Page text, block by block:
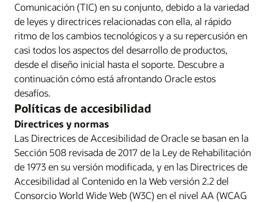
Comunicación (TIC) en su conjunto, debido a la variedad
de leyes y directrices relacionadas con ella, al rápido
ritmo de los cambios tecnológicos y a su repercusión en
casi todos los aspectos del desarrollo de productos,
desde el diseño inicial hasta el soporte. Descubre a
continuación cómo está afrontando Oracle estos
desafíos.
Políticas de accesibilidad
Directrices y normas
Las Directrices de Accesibilidad de Oracle se basan en la
Sección 508 revisada de 2017 de la Ley de Rehabilitación
de 1973 en su versión modificada, y en las Directrices de
Accesibilidad al Contenido en la Web versión 2.2 del
Consorcio World Wide Web (W3C) en el nivel AA (WCAG